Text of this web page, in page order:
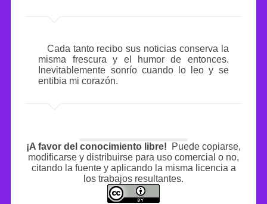
Cada tanto recibo sus noticias conserva la
misma frescura y el humor de entonces.
Inevitablemente sonrío cuando lo leo y se
entibia mi corazón.
¡A favor del conocimiento libre! Puede copiarse,
modificarse y distribuirse para uso comercial o no,
citando la fuente y aplicando la misma licencia a
los trabajos resultantes.